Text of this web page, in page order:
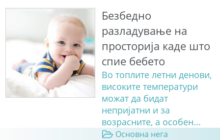
Безбедно
разладување на
просторија каде што
спие бебето
Во топлите летни денови,
високите температури
можат да бидат
непријатни и за
возрасните, а особен...
Основна нега